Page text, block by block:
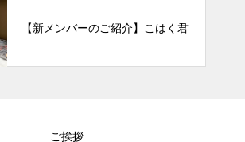
【新メンバーのご紹介】こはく君
ご挨拶